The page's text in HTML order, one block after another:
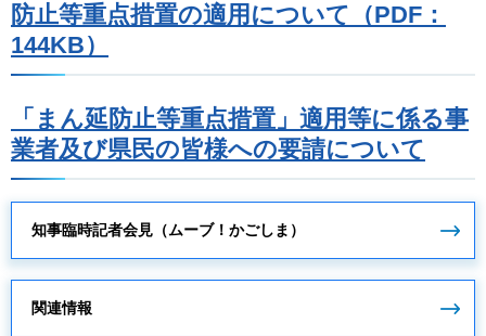
防止等重点措置の適用について（PDF：
144KB）
「まん延防止等重点措置」適用等に係る事
業者及び県民の皆様への要請について
知事臨時記者会見（ムーブ！かごしま）
関連情報